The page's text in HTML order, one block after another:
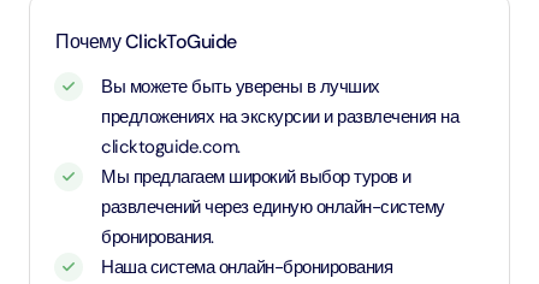
тариф для взрослых
Почему ClickToGuide
Вы можете быть уверены в лучших
предложениях на экскурсии и развлечения на
clicktoguide.com.
Мы предлагаем широкий выбор туров и
развлечений через единую онлайн-систему
бронирования.
Наша система онлайн-бронирования